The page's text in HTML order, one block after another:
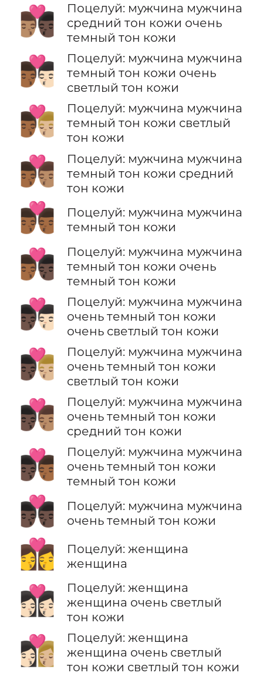
👨🏽‍❤️‍💋‍👨🏿
Поцелуй: мужчина мужчина
средний тон кожи очень
темный тон кожи
👨🏾‍❤️‍💋‍👨🏻
Поцелуй: мужчина мужчина
темный тон кожи очень
светлый тон кожи
👨🏾‍❤️‍💋‍👨🏼
Поцелуй: мужчина мужчина
темный тон кожи светлый
тон кожи
👨🏾‍❤️‍💋‍👨🏽
Поцелуй: мужчина мужчина
темный тон кожи средний
тон кожи
👨🏾‍❤️‍💋‍👨🏾
Поцелуй: мужчина мужчина
темный тон кожи
👨🏾‍❤️‍💋‍👨🏿
Поцелуй: мужчина мужчина
темный тон кожи очень
темный тон кожи
👨🏿‍❤️‍💋‍👨🏻
Поцелуй: мужчина мужчина
очень темный тон кожи
очень светлый тон кожи
👨🏿‍❤️‍💋‍👨🏼
Поцелуй: мужчина мужчина
очень темный тон кожи
светлый тон кожи
👨🏿‍❤️‍💋‍👨🏽
Поцелуй: мужчина мужчина
очень темный тон кожи
средний тон кожи
👨🏿‍❤️‍💋‍👨🏾
Поцелуй: мужчина мужчина
очень темный тон кожи
темный тон кожи
👨🏿‍❤️‍💋‍👨🏿
Поцелуй: мужчина мужчина
очень темный тон кожи
👩‍❤️‍💋‍👩
Поцелуй: женщина
женщина
👩🏻‍❤️‍💋‍👩🏻
Поцелуй: женщина
женщина очень светлый
тон кожи
👩🏻‍❤️‍💋‍👩🏼
Поцелуй: женщина
женщина очень светлый
тон кожи светлый тон кожи